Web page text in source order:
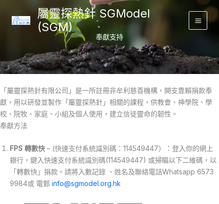
屬靈探熱針 SGModel
(SGM)
Main
奉獻支持
「屬靈探熱針有限公司」是一所註冊非牟利慈善機構，開支靠賴捐款奉
獻，用以研發並製作「屬靈探熱針」相關的課程，供教會、神學院、學
校、院牧、家庭、小組及個人使用，建立信徒靈命的韌性。
奉獻方法
FPS 轉數快 – (快速支付系統識別碼：114549447）：登入你的網上
銀行，鍵入快速支付系統識別碼(114549447) 或掃瞄以下二維碼，以
「轉數快」捐款。請將入數記錄 、姓名及聯絡電話Whatsapp 6573
9984或 電郵 info@sgmodel.org.hk